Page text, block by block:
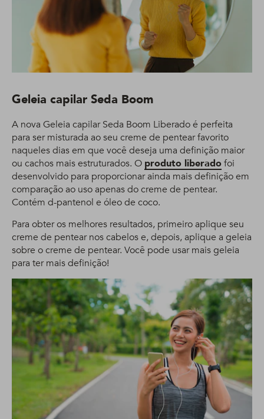
Geleia capilar Seda Boom
A nova Geleia capilar Seda Boom Liberado é perfeita
para ser misturada ao seu creme de pentear favorito
naqueles dias em que você deseja uma definição maior
ou cachos mais estruturados. O produto liberado foi
desenvolvido para proporcionar ainda mais definição em
comparação ao uso apenas do creme de pentear.
Contém d-pantenol e óleo de coco.
Para obter os melhores resultados, primeiro aplique seu
creme de pentear nos cabelos e, depois, aplique a geleia
sobre o creme de pentear. Você pode usar mais geleia
para ter mais definição!